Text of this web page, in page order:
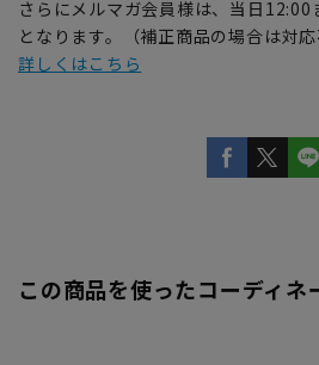
さらにメルマガ会員様は、当日
となります。（補正商品の場合は対応
詳しくはこちら
この商品を使ったコーディネ